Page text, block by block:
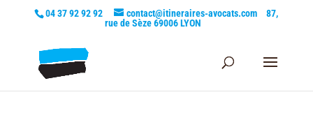
04 37 92 92 92 contact@itineraires-avocats.com
87,
rue de Sèze 69006 LYON